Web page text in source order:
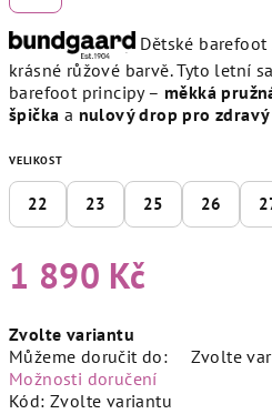
Dětské barefoot
krásné růžové barvě. Tyto letní
barefoot principy – měkká
špička a nulový drop pro
VELIKOST
22 23 25 26
1 890 Kč
cena:
Zvolte variantu
Můžeme doručit do:
Zvolte
Možnosti doručení
Kód: Zvolte variantu